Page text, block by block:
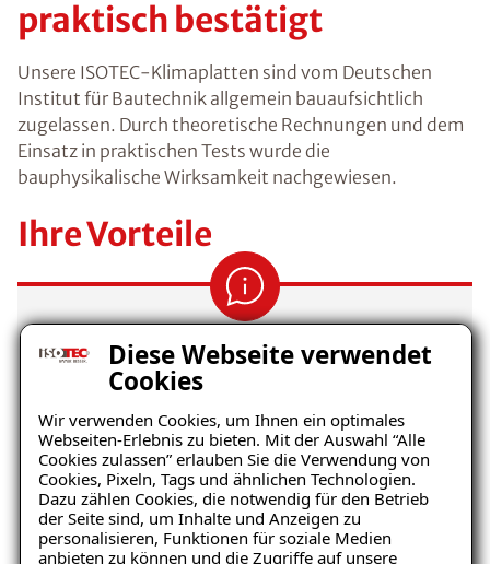
Diese Webseite verwendet
Cookies
Wir verwenden Cookies, um Ihnen ein optimales
Webseiten-Erlebnis zu bieten. Mit der Auswahl “Alle
Cookies zulassen” erlauben Sie die Verwendung von
Cookies, Pixeln, Tags und ähnlichen Technologien.
Dazu zählen Cookies, die notwendig für den Betrieb
der Seite sind, um Inhalte und Anzeigen zu
personalisieren, Funktionen für soziale Medien
anbieten zu können und die Zugriffe auf unsere
praktisch bestätigt
Unsere ISOTEC-Klimaplatten sind vom Deutschen
Institut für Bautechnik allgemein bauaufsichtlich
zugelassen. Durch theoretische Rechnungen und dem
Einsatz in praktischen Tests wurde die
bauphysikalische Wirksamkeit nachgewiesen.
Ihre Vorteile
Vorbeugung von Kondensation und
Schimmelpilzbefall
Umweltfreundlich, ökologischer
Baustoff
Behagliches Raumklima durch
klimaregulierende Wirkung